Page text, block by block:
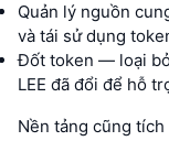
Quản lý nguồn
và tái sử dụng
Đốt token — loại
LEE đã đổi để hỗ
Nền tảng cũng